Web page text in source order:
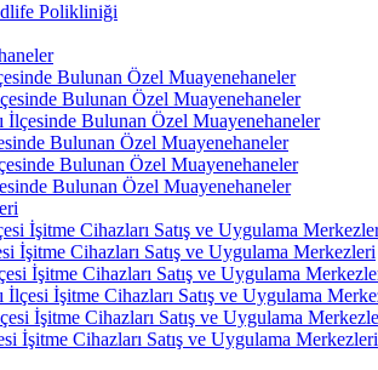
Polikliniği
Bulunan Özel Muayenehaneler
Bulunan Özel Muayenehaneler
İlçesinde Bulunan Özel Muayenehaneler
Bulunan Özel Muayenehaneler
Bulunan Özel Muayenehaneler
Bulunan Özel Muayenehaneler
İşitme Cihazları Satış ve Uygulama
İşitme Cihazları Satış ve Uygulama Merkezleri
İşitme Cihazları Satış ve Uygulama
İlçesi İşitme Cihazları Satış ve Uygulama
İşitme Cihazları Satış ve Uygulama
İşitme Cihazları Satış ve Uygulama Merkezleri